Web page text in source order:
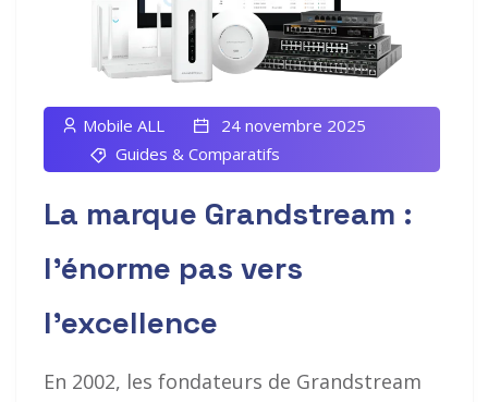
Mobile ALL
24 novembre 2025
Guides & Comparatifs
La marque Grandstream :
l’énorme pas vers
l’excellence
En 2002, les fondateurs de Grandstream